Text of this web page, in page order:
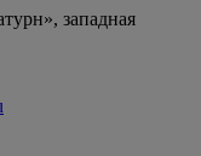
западная